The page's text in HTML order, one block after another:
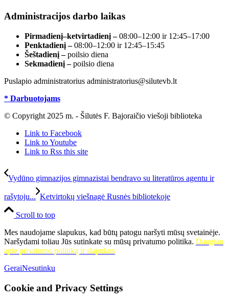
Administracijos darbo laikas
Pirmadienį–ketvirtadienį –08:00–12:00 ir 12:45–17:00
Penktadienį –08:00–12:00 ir 12:45–15:45
Šeštadienį –poilsio diena
Sekmadienį –poilsio diena
Puslapio administratorius administratorius@silutevb.lt
* Darbuotojams
© Copyright 2025 m. - Šilutės F. Bajoraičio viešoji biblioteka
Link to Facebook
Link to Youtube
Link to Rss this site
Vydūno gimnazijos gimnazistai bendravo su literatūros agentu ir
rašytoju... Ketvirtokų viešnagė Rusnės bibliotekoje
Scroll to top
Mes naudojame slapukus, kad būtų patogu naršyti mūsų svetainėje.
Naršydami toliau Jūs sutinkate su mūsų privatumo politika. Daugiau
apie privatumo politiką ir slapukus
GeraiNesutinku
Cookie and Privacy Settings